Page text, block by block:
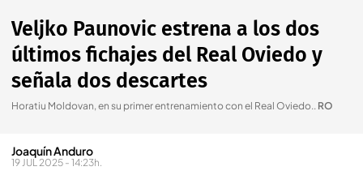
Veljko Paunovic estrena a los dos
últimos fichajes del Real Oviedo y
señala dos descartes
Horatiu Moldovan, en su primer entrenamiento con el Real Oviedo.. RO
Joaquín Anduro
19 JUL 2025 - 14:23h.